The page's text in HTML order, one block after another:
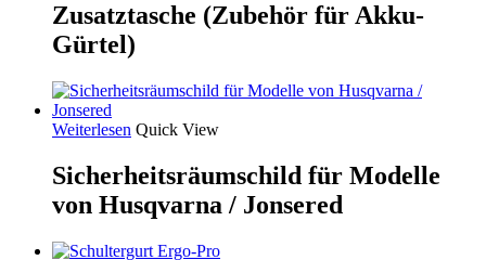
Zusatztasche (Zubehör für Akku-
Gürtel)
Weiterlesen Quick View
Sicherheitsräumschild für Modelle
von Husqvarna / Jonsered